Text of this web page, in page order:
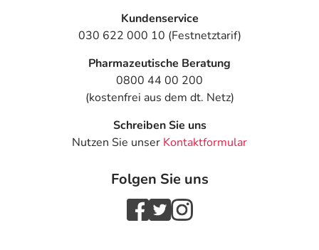
Kundenservice
030 622 000 10 (Festnetztarif)
Pharmazeutische Beratung
0800 44 00 200
(kostenfrei aus dem dt. Netz)
Schreiben Sie uns
Nutzen Sie unser Kontaktformular
Folgen Sie uns